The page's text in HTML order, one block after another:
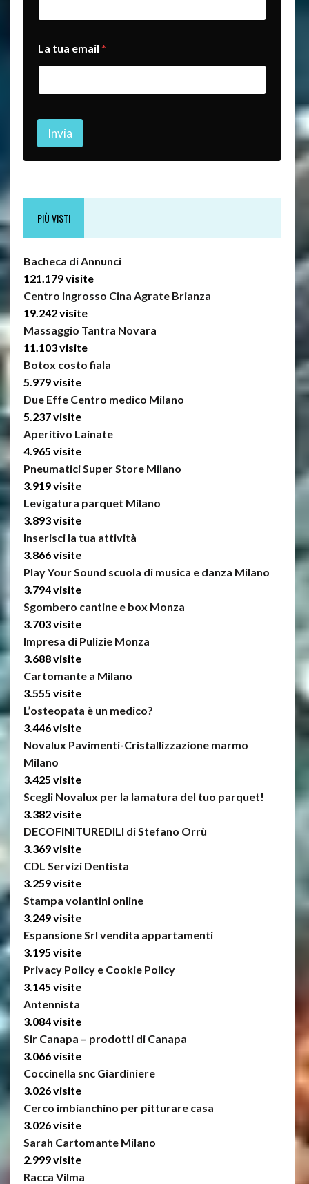
u
t
u
a
La tua email *
Invia
PIÙ VISTI
Bacheca di Annunci
121.179 visite
Centro ingrosso Cina Agrate Brianza
19.242 visite
Massaggio Tantra Novara
11.103 visite
Botox costo fiala
5.979 visite
Due Effe Centro medico Milano
5.237 visite
Aperitivo Lainate
4.965 visite
Pneumatici Super Store Milano
3.919 visite
Levigatura parquet Milano
3.893 visite
Inserisci la tua attività
3.866 visite
Play Your Sound scuola di musica e danza Milano
3.794 visite
Sgombero cantine e box Monza
3.703 visite
Impresa di Pulizie Monza
3.688 visite
Cartomante a Milano
3.555 visite
L’osteopata è un medico?
3.446 visite
Novalux Pavimenti-Cristallizzazione marmo
Milano
3.425 visite
Scegli Novalux per la lamatura del tuo parquet!
3.382 visite
DECOFINITUREDILI di Stefano Orrù
3.369 visite
CDL Servizi Dentista
3.259 visite
Stampa volantini online
3.249 visite
Espansione Srl vendita appartamenti
3.195 visite
Privacy Policy e Cookie Policy
3.145 visite
Antennista
3.084 visite
Sir Canapa – prodotti di Canapa
3.066 visite
Coccinella snc Giardiniere
3.026 visite
Cerco imbianchino per pitturare casa
3.026 visite
Sarah Cartomante Milano
2.999 visite
Racca Vilma